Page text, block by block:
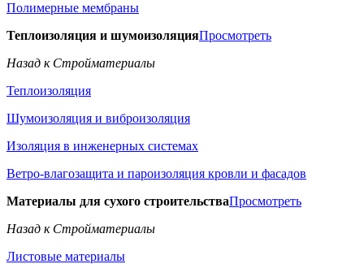
Полимерные мембраны
Теплоизоляция и шумоизоляцияПросмотреть
Назад к Стройматериалы
Теплоизоляция
Шумоизоляция и виброизоляция
Изоляция в инженерных системах
Ветро-влагозащита и пароизоляция кровли и фасадов
Материалы для сухого строительстваПросмотреть
Назад к Стройматериалы
Листовые материалы